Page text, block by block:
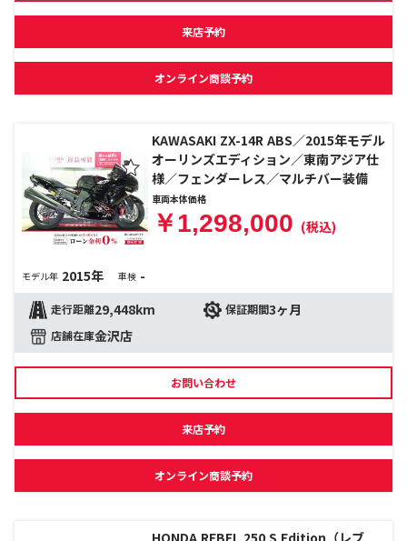
来店予約
オンライン商談予約
KAWASAKI ZX-14R ABS／2015年モデル
オーリンズエディション／東南アジア仕
様／フェンダーレス／マルチバー装備
車両本体価格
￥1,298,000 (税込)
モデル年 2015年 車検 -
走行距離29,448km 保証期間3ヶ月
店舗在庫金沢店
お問い合わせ
来店予約
オンライン商談予約
HONDA REBEL 250 S Edition（レブ